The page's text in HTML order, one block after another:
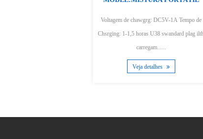
220-240V,50/60,Hz200/400W Motor DC
220V-240V, 50/60Hz, 200W
inoxidável Punho contornado Lâmina